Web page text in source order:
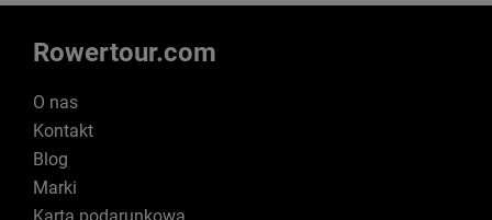
Rowertour.com
O nas
Kontakt
Blog
Marki